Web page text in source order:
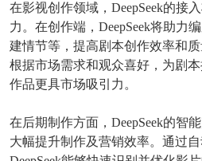
在影视创作领域，DeepSeek的接
力。在创作端，DeepSeek将助力
建情节等，提高剧本创作效率和质
根据市场需求和观众喜好，为剧
作品更具市场吸引力。
在后期制作方面，DeepSeek的智
大幅提升制作及营销效率。通过自